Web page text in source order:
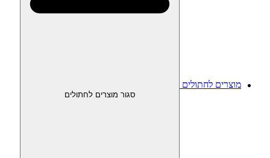
מוצרים לחתולים
סגור מוצרים לחתולים